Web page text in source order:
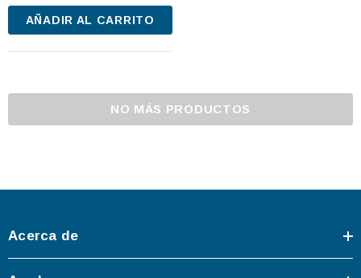
AÑADIR AL CARRITO
NO MÁS PRODUCTOS
Acerca de